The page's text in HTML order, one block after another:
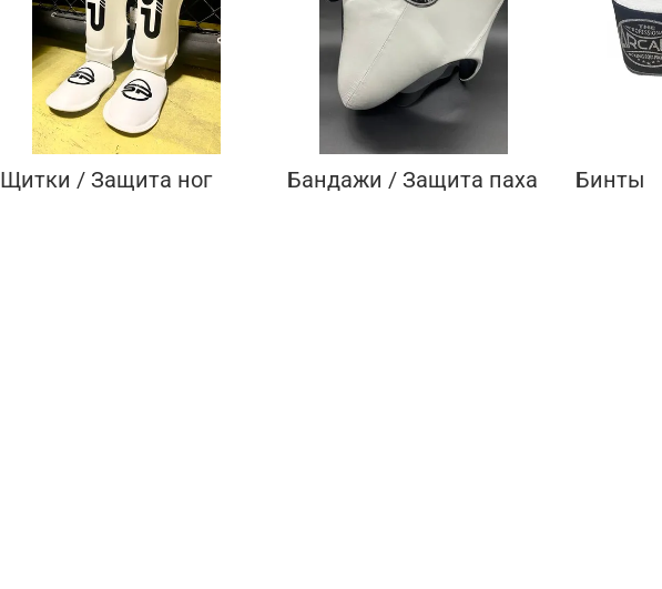
Щитки / Защита ног Бандажи / Защита паха Бинты